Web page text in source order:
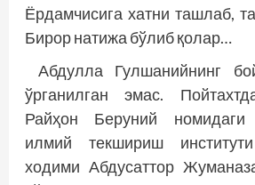
Ёрдамчисига хатни ташлаб,
Бирор натижа бўлиб қолар…
Абдулла Гулшанийнинг
ўрганилган эмас.
Райҳон Беруний номидаги
илмий текшириш
ходими Абдусаттор